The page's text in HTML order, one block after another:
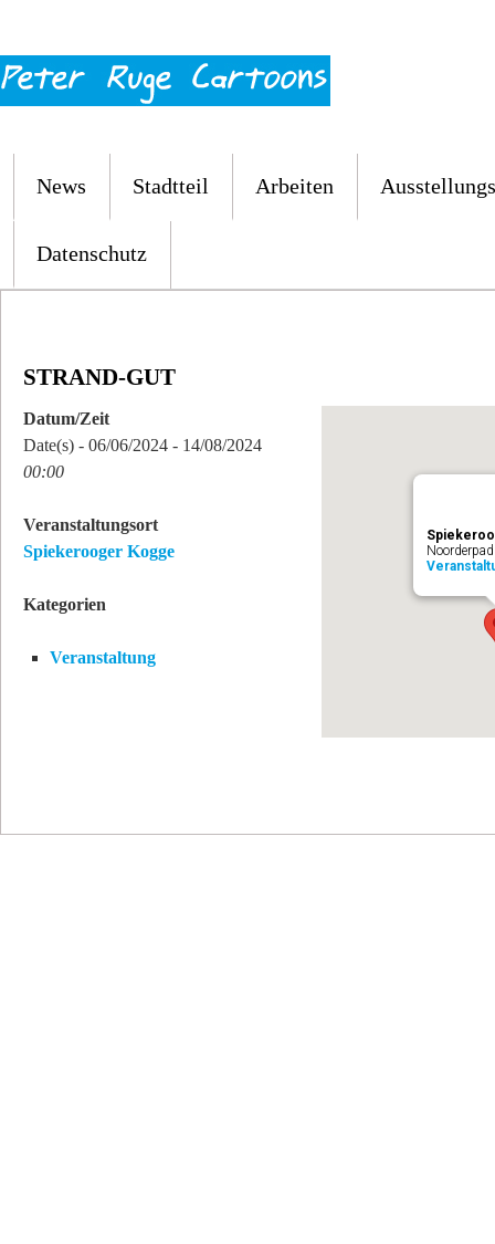
News Stadtteil Arbeiten
Datenschutz
STRAND-GUT
Datum/Zeit
Date(s) - 06/06/2024 - 14/08/2024
00:00
Veranstaltungsort
Spiekerooger Kogge
Kategorien
Veranstaltung